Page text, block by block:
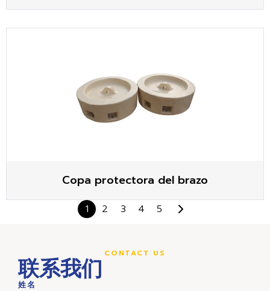
Copa protectora del brazo
1 2 3 4 5
CONTACT US
联系我们
姓名